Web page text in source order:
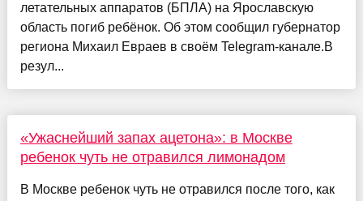
летательных аппаратов (БПЛА) на Ярославскую
область погиб ребёнок. Об этом сообщил губернатор
региона Михаил Евраев в своём Telegram‑канале.В
резул...
«Ужаснейший запах ацетона»: в Москве
ребенок чуть не отравился лимонадом
В Москве ребенок чуть не отравился после того, как